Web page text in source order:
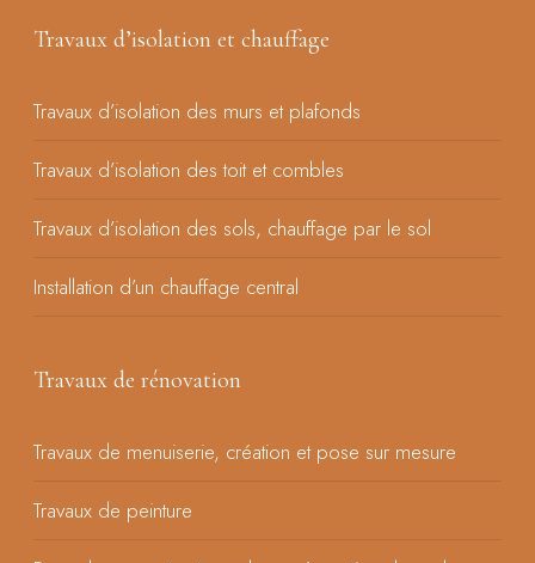
Travaux d’isolation et chauffage
Travaux d’isolation des murs et plafonds
Travaux d’isolation des toit et combles
Travaux d’isolation des sols, chauffage par le sol
Installation d’un chauffage central
Travaux de rénovation
Travaux de menuiserie, création et pose sur mesure
Travaux de peinture